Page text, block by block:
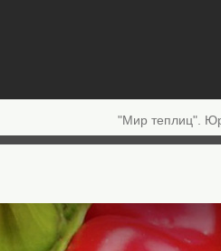
"Мир теплиц".